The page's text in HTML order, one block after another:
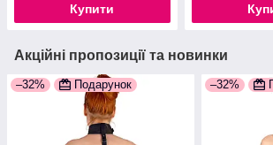
Купити
Акційні пропозиції та новинки
–32% Подарунок –32%